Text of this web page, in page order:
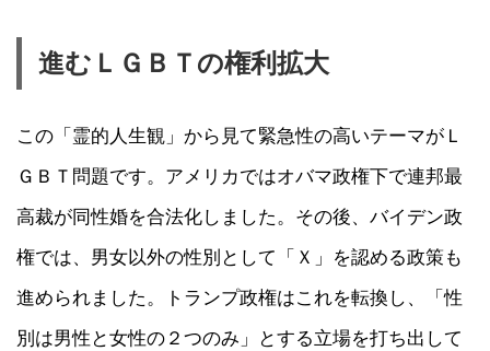
進むＬＧＢＴの権利拡大
この「霊的人生観」から見て緊急性の高いテーマがＬ
ＧＢＴ問題です。アメリカではオバマ政権下で連邦最
高裁が同性婚を合法化しました。その後、バイデン政
権では、男女以外の性別として「Ｘ」を認める政策も
進められました。トランプ政権はこれを転換し、「性
別は男性と女性の２つのみ」とする立場を打ち出して